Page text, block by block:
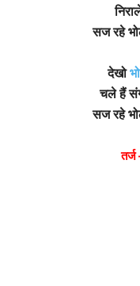
सज रहे
देखो
चले हैं
सज रहे
तर्ज